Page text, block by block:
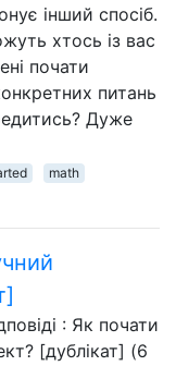
інший спосіб.
хтось із вас
почати
питань
Дуже
math
: Як почати
[дублікат] (6